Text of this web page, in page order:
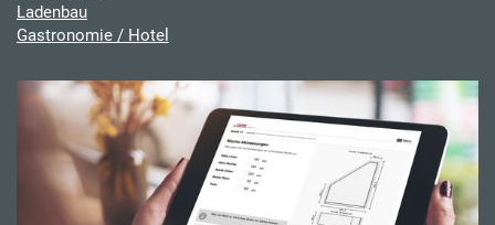
Ladenbau
Gastronomie / Hotel